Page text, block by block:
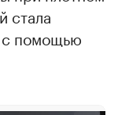
стала
с помощью